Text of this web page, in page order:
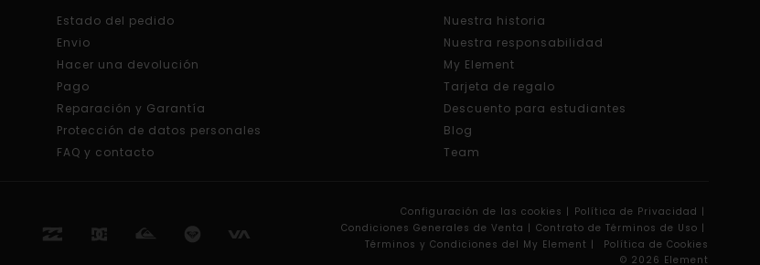
Estado del pedido
Envio
Hacer una devolución
Pago
Reparación y Garantía
Protección de datos personales
FAQ y contacto
Nuestra historia
Nuestra responsabilidad
My Element
Tarjeta de regalo
Descuento para estudiantes
Blog
Team
Configuración de las cookies | Política de Privacidad |
Condiciones Generales de Venta | Contrato de Términos de Uso |
Términos y Condiciones del My Element |
Política de Cookies
© 2026 Element